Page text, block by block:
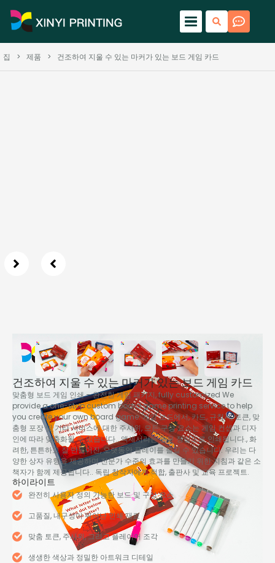
집 > 제품 > 건조하여 지울 수 있는 마커가 있는 보드 게임 카드
건조하여 지울 수 있는 마커가 있는 보드 게임 카드
맞춤형 보드 게임 인쇄 – 완전한 게임 패키지,fully customized We
provide a one-stop custom board game printing service to help
you create your own board game. 게임 보드에서, 카드, 규칙서, 토큰, 맞
춤형 포장 및 기타 서비스에 대한 주사위, 모든 구성 요소는 게임 컨셉과 디자
인에 따라 맞춤화될 수 있습니다.. 액세서리는 높은 정밀도로 인쇄됩니다., 화
려한, 튼튼하고 잘 만들어진, 오랫동안 플레이를 즐길 수 있습니다. 우리는 다
양한 상자 유형을 제공하며 전문가 수준의 효과를 만들기 위한 지침과 같은 소
책자가 함께 제공됩니다.. 독립 창작자에게 적합, 출판사 및 교육 프로젝트.
하이라이트
완전히 사용자 정의 가능한 보드 및 구성 요소
고품질, 내구성이 뛰어난 인쇄 재료
맞춤 토큰, 주사위, 그리고 플레이어 조각
생생한 색상과 정밀한 아트워크 디테일